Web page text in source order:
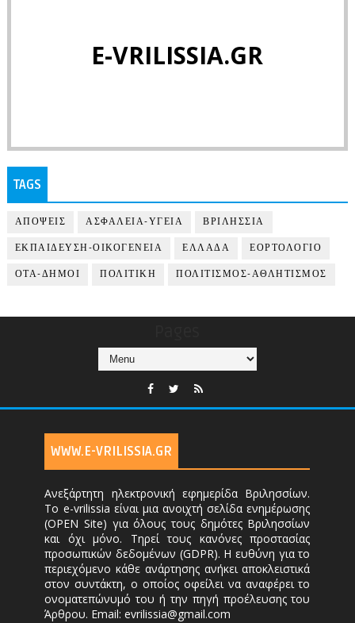
E-VRILISSIA.GR
TAGS
ΑΠΟΨΕΙΣ ΑΣΦΑΛΕΙΑ-ΥΓΕΙΑ ΒΡΙΛΗΣΣΙΑ
ΕΚΠΑΙΔΕΥΣΗ-ΟΙΚΟΓΕΝΕΙΑ ΕΛΛΑΔΑ ΕΟΡΤΟΛΟΓΙΟ
ΟΤΑ-ΔΗΜΟΙ ΠΟΛΙΤΙΚΗ ΠΟΛΙΤΙΣΜΟΣ-ΑΘΛΗΤΙΣΜΟΣ
WWW.E-VRILISSIA.GR
Ανεξάρτητη ηλεκτρονική εφημερίδα Βριλησσίων.
Το e-vrilissia είναι μια ανοιχτή σελίδα ενημέρωσης
(OPEN Site) για όλους τους δημότες Βριλησσίων
και όχι μόνο. Τηρεί τους κανόνες προστασίας
προσωπικών δεδομένων (GDPR). Η ευθύνη για το
περιεχόμενο κάθε ανάρτησης ανήκει αποκλειστικά
στον συντάκτη, ο οποίος οφείλει να αναφέρει το
ονοματεπώνυμό του ή την πηγή προέλευσης του
Άρθρου. Email: evrilissia@gmail.com